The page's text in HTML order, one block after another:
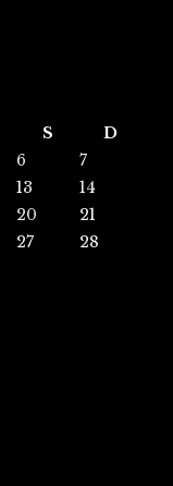
S
D
6
7
13
14
20
21
27
28